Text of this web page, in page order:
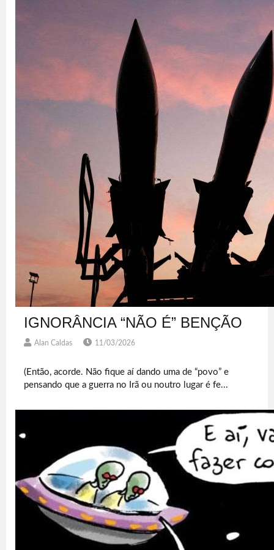
IGNORÂNCIA “NÃO É” BENÇÃO
Alan Caldas 11/03/2026
(Então, acorde. Não fique aí dando uma de “povo” e
pensando que a guerra no Irã ou noutro lugar é fe...